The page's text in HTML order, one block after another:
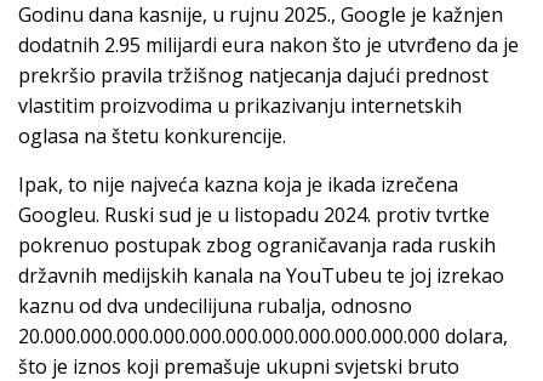
Godinu dana kasnije, u rujnu 2025., Google je kažnjen
dodatnih 2.95 milijardi eura nakon što je utvrđeno da je
prekršio pravila tržišnog natjecanja dajući prednost
vlastitim proizvodima u prikazivanju internetskih
oglasa na štetu konkurencije.
Ipak, to nije najveća kazna koja je ikada izrečena
Googleu. Ruski sud je u listopadu 2024. protiv tvrtke
pokrenuo postupak zbog ograničavanja rada ruskih
državnih medijskih kanala na YouTubeu te joj izrekao
kaznu od dva undecilijuna rubalja, odnosno
20.000.000.000.000.000.000.000.000.000.000.000 dolara,
što je iznos koji premašuje ukupni svjetski bruto